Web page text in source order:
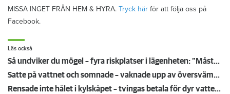
MISSA INGET FRÅN HEM & HYRA. Tryck här för att följa oss på
Facebook.
Läs också
Så undviker du mögel – fyra riskplatser i lägenheten: ”Måste städa bort”
Satte på vattnet och somnade – vaknade upp av översvämning hos grannen
Rensade inte hålet i kylskåpet – tvingas betala för dyr vattenskada